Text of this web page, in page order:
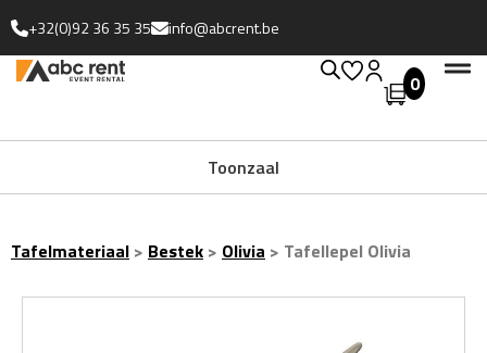
+32(0)92 36 35 35 info@abcrent.be
0
Toonzaal
Tafelmateriaal > Bestek > Olivia > Tafellepel Olivia